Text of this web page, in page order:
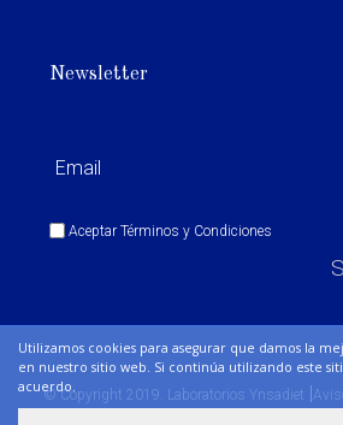
Utilizamos cookies para asegurar que damos la
en nuestro sitio web. Si continúa utilizando este
acuerdo.
Newsletter
AceptarTérminos y Condiciones
© Copyright 2019. Laboratorios Ynsadiet